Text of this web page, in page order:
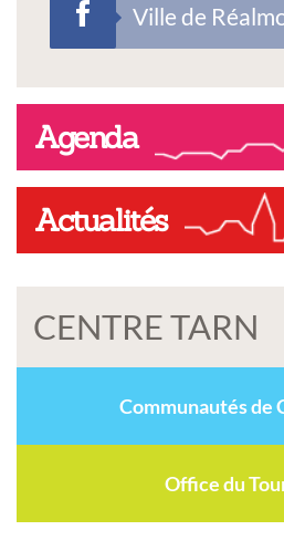
Ville de
Agenda
Actualités
CENTRE TARN
Communautés de
Office du